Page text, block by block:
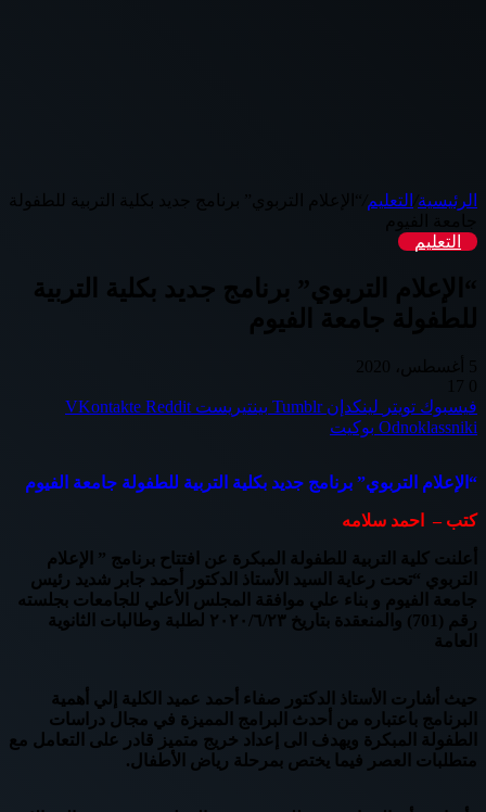
الرئيسية التعليم
“الإعلام التربوي” برنامج جديد بكلية التربية للطفولة
التعليم
“الإعلام التربوي” برنامج جديد بكلية التربية
للطفولة جامعة الفيوم
فيسبوك تويتر لينكدإن بينتيريست
Odnoklassniki بوكيت
“الإعلام التربوي” برنامج جديد بكلية التربية للطفولة جامعة الفيوم
كتب – احمد سلامه
أعلنت كلية التربية للطفولة المبكرة عن افتتاح برنامج ” الإعلام
التربوي “تحت رعاية السيد الأستاذ الدكتور أحمد جابر شديد رئيس
جامعة الفيوم و بناء علي موافقة المجلس الأعلي للجامعات بجلسته
رقم (701) والمنعقدة بتاريخ ٢٠٢٠/٦/٢٣ لطلبة وطالبات الثانوية
العامة
حيث أشارت الأستاذ الدكتور صفاء أحمد عميد الكلية إلي أهمية
البرنامج باعتباره من أحدث البرامج المميزة في مجال دراسات
الطفولة المبكرة ويهدف الى إعداد خريج متميز قادر على التعامل مع
متطلبات العصر فيما يختص بمرحلة رياض الأطفال.